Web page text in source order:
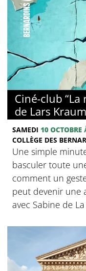
Ciné-club
de Lars
SAMEDI 10 OCTOBRE
COLLÈGE DES
Une simple
basculer toute
comment un
peut devenir une
avec Sabine de La